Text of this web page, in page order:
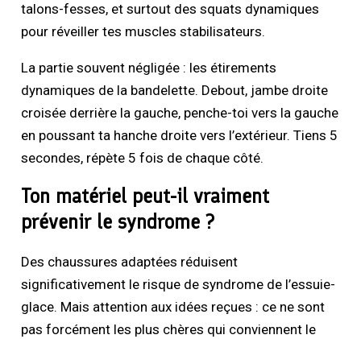
talons-fesses, et surtout des squats dynamiques
pour réveiller tes muscles stabilisateurs.
La partie souvent négligée : les étirements
dynamiques de la bandelette. Debout, jambe droite
croisée derrière la gauche, penche-toi vers la gauche
en poussant ta hanche droite vers l’extérieur. Tiens 5
secondes, répète 5 fois de chaque côté.
Ton matériel peut-il vraiment
prévenir le syndrome ?
Des chaussures adaptées réduisent
significativement le risque de syndrome de l’essuie-
glace. Mais attention aux idées reçues : ce ne sont
pas forcément les plus chères qui conviennent le